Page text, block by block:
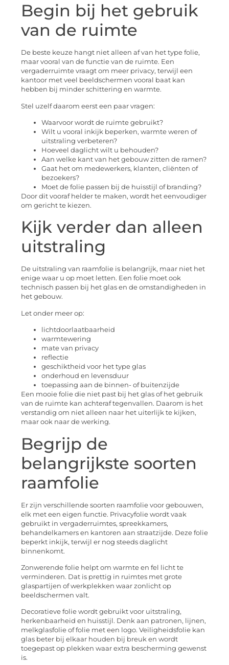
Begin bij het gebruik
van de ruimte
De beste keuze hangt niet alleen af van het type folie,
maar vooral van de functie van de ruimte. Een
vergaderruimte vraagt om meer privacy, terwijl een
kantoor met veel beeldschermen vooral baat kan
hebben bij minder schittering en warmte.
Stel uzelf daarom eerst een paar vragen:
Waarvoor wordt de ruimte gebruikt?
Wilt u vooral inkijk beperken, warmte weren of
uitstraling verbeteren?
Hoeveel daglicht wilt u behouden?
Aan welke kant van het gebouw zitten de ramen?
Gaat het om medewerkers, klanten, cliënten of
bezoekers?
Moet de folie passen bij de huisstijl of branding?
Door dit vooraf helder te maken, wordt het eenvoudiger
om gericht te kiezen.
Kijk verder dan alleen
uitstraling
De uitstraling van raamfolie is belangrijk, maar niet het
enige waar u op moet letten. Een folie moet ook
technisch passen bij het glas en de omstandigheden in
het gebouw.
Let onder meer op:
lichtdoorlaatbaarheid
warmtewering
mate van privacy
reflectie
geschiktheid voor het type glas
onderhoud en levensduur
toepassing aan de binnen- of buitenzijde
Een mooie folie die niet past bij het glas of het gebruik
van de ruimte kan achteraf tegenvallen. Daarom is het
verstandig om niet alleen naar het uiterlijk te kijken,
maar ook naar de werking.
Begrijp de
belangrijkste soorten
raamfolie
Er zijn verschillende soorten raamfolie voor gebouwen,
elk met een eigen functie. Privacyfolie wordt vaak
gebruikt in vergaderruimtes, spreekkamers,
behandelkamers en kantoren aan straatzijde. Deze folie
beperkt inkijk, terwijl er nog steeds daglicht
binnenkomt.
Zonwerende folie helpt om warmte en fel licht te
verminderen. Dat is prettig in ruimtes met grote
glaspartijen of werkplekken waar zonlicht op
beeldschermen valt.
Decoratieve folie wordt gebruikt voor uitstraling,
herkenbaarheid en huisstijl. Denk aan patronen, lijnen,
melkglasfolie of folie met een logo. Veiligheidsfolie kan
glas beter bij elkaar houden bij breuk en wordt
toegepast op plekken waar extra bescherming gewenst
is.